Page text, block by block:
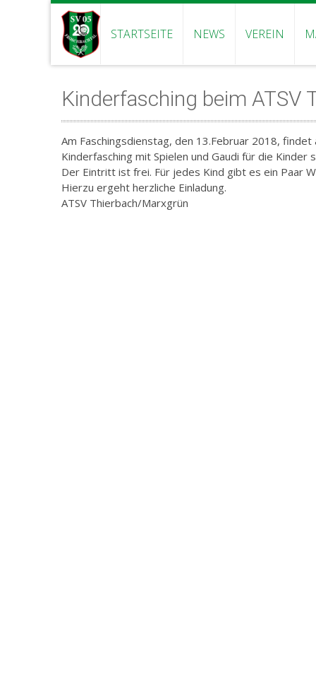
STARTSEITE NEWS VEREIN
Kinderfasching beim ATSV
Am Faschingsdienstag, den 13.Februar 2018,
Kinderfasching mit Spielen und Gaudi für die Kinder
Der Eintritt ist frei. Für jedes Kind gibt es ein Paar
Hierzu ergeht herzliche Einladung.
ATSV Thierbach/Marxgrün